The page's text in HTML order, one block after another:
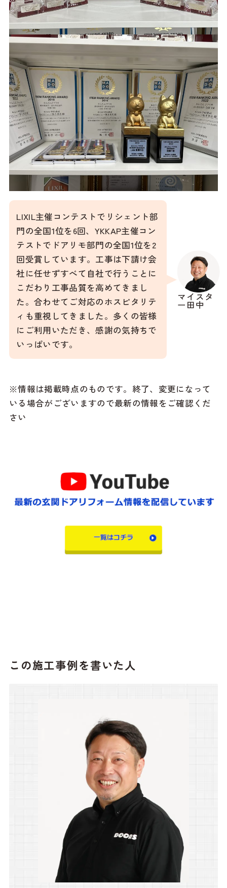
マイスタ
ー田中
LIXIL主催コンテストでリシェント部
門の全国1位を6回、YKKAP主催コン
テストでドアリモ部門の全国1位を2
回受賞しています。工事は下請け会
社に任せずすべて自社で行うことに
こだわり工事品質を高めてきまし
た。合わせてご対応のホスピタリテ
ィも重視してきました。多くの皆様
にご利用いただき、感謝の気持ちで
いっぱいです。
※情報は掲載時点のものです。終了、変更になって
いる場合がございますので最新の情報をご確認くだ
さい
この施工事例を書いた人